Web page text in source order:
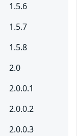
1.5.6
1.5.7
1.5.8
2.0
2.0.0.1
2.0.0.2
2.0.0.3